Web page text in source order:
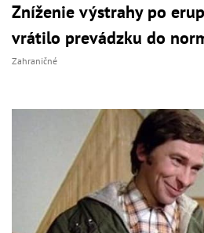
Zníženie výstrahy po
vrátilo prevádzku do
Zahraničné